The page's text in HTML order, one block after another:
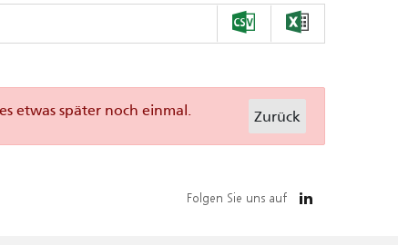
etwas später noch einmal. Zurück
Folgen Sie uns auf